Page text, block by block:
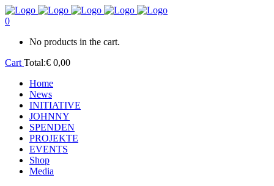
0
No products in the cart.
Cart Total:€ 0,00
Home
News
INITIATIVE
JOHNNY
SPENDEN
PROJEKTE
EVENTS
Shop
Media